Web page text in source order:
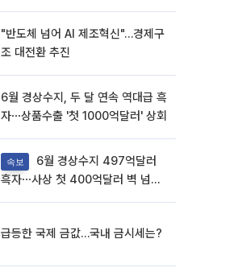
"반도체 넘어 AI 제조혁신"…경제구
조 대전환 추진
6월 경상수지, 두 달 연속 역대급 흑
자⋯상품수출 '첫 1000억달러' 상회
속보
흑자⋯사상 첫 400억달러 벽 넘었
급등한 국제 금값…국내 금시세는?